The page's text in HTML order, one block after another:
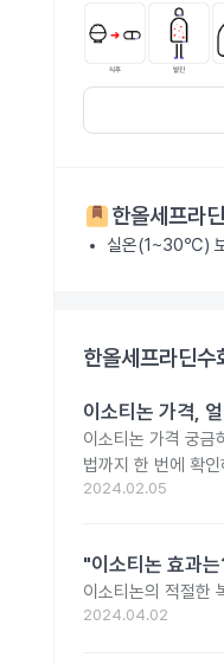
한올세프라
실온(1~30℃)
한올세프라딘
이소티논 가격,
이소티논 가격 궁금
법까지 한 번에 확
2024.02.05
"이소티논 효과
이소티논의 적절한
2024.04.02